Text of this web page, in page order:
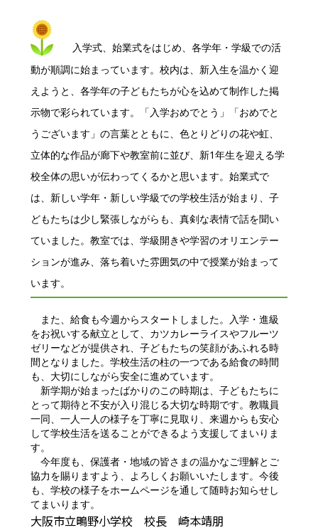
入学式、始業式をはじめ、各学年・学級での活
動が順調に始まっています。 校内は、新入生を温かく迎
えようと、各学年の子どもたちが心を込めて制作した掲
示物で彩られています。
「入学おめでとう」「おめでと
うございます」の言葉とともに、色とりどりの花や虹、
立体的な作品が廊下や教室前に並び、新1年生を迎える学
校全体の思いが伝わってくるかと思います。始業式で
は、新しい学年・新しい学級での学校生活が始まり、子
どもたちは少し緊張しながらも、真剣な表情で話を聞い
ていました。教室では、学級開きや学習のオリエンテー
ションが進み、落ち着いた雰囲気の中で授業が始まって
います。
また、給食も今週からスタートしました。入学・進級
をお祝いする献立として、カツカレーライスやフルーツ
ゼリーなどが提供され、子どもたちの笑顔があふれる時
間となりました。学校生活の柱の一つである給食の時間
も、大切にしながら安全に進めています。
新学期が始まったばかりのこの時期は、子どもたちに
とって期待と不安が入り混じる大切な時期です。教職員
一同、一人一人の様子を丁寧に見取り、来週からも安心
して学校生活を送ることができるよう支援してまいりま
す。
今年度も、保護者・地域の皆さまの温かなご理解とご
協力を賜りますよう、よろしくお願いいたします。今後
も、学校の様子をホームページを通して随時お知らせし
てまいります。
大阪市立鴫野小学校 校長 崎本靖朋